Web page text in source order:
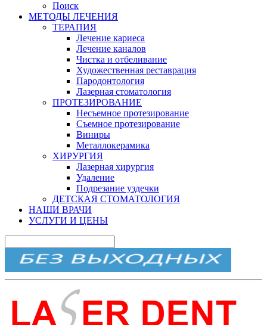
Поиск
МЕТОДЫ ЛЕЧЕНИЯ
ТЕРАПИЯ
Лечение кариеса
Лечение каналов
Чистка и отбеливание
Художественная реставрация
Пародонтология
Лазерная стоматология
ПРОТЕЗИРОВАНИЕ
Несъемное протезирование
Съемное протезирование
Виниры
Металлокерамика
ХИРУРГИЯ
Лазерная хирургия
Удаление
Подрезание уздечки
ДЕТСКАЯ СТОМАТОЛОГИЯ
НАШИ ВРАЧИ
УСЛУГИ И ЦЕНЫ